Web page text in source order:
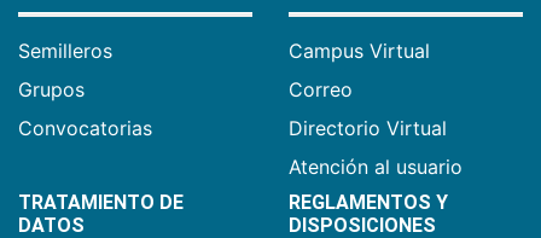
Semilleros
Grupos
Convocatorias
Campus Virtual
Correo
Directorio Virtual
Atención al usuario
TRATAMIENTO DE
DATOS
REGLAMENTOS Y
DISPOSICIONES